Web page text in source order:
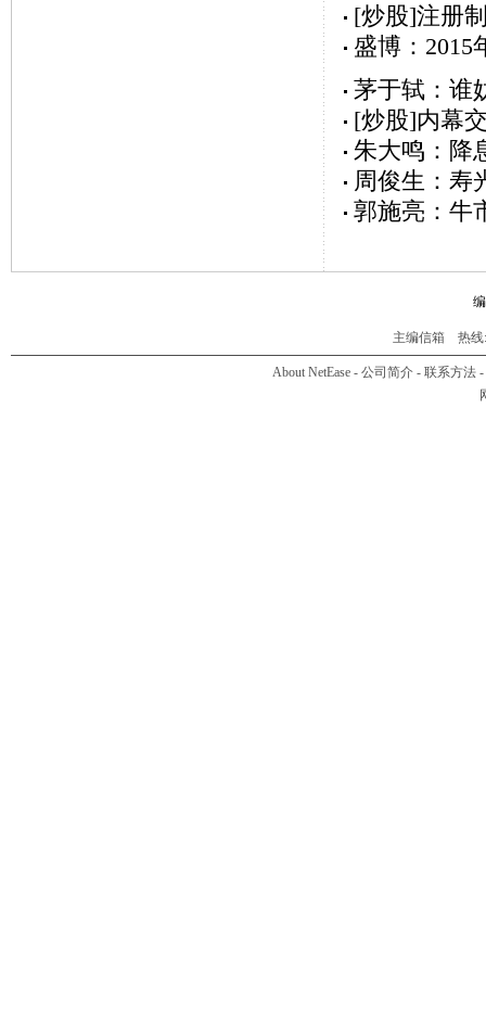
[炒股]注册
盛博：2015
茅于轼：谁
[炒股]内幕
朱大鸣：降
周俊生：寿
郭施亮：牛
主编信箱 热线
About NetEase - 公司简介 - 联系方法 -